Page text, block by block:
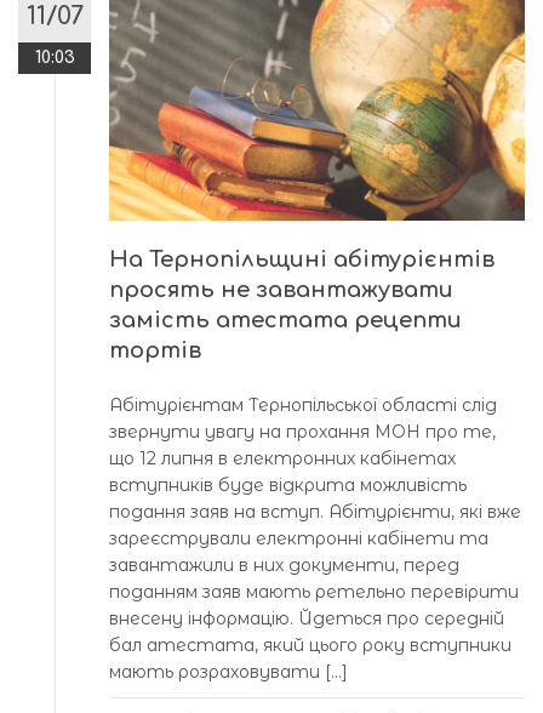
11/07
10:03
На Тернопільщині абітурієнтів
просять не завантажувати
замість атестата рецепти
тортів
Абітурієнтам Тернопільської області слід
звернути увагу на прохання МОН про те,
що 12 липня в електронних кабінетах
вступників буде відкрита можливість
подання заяв на вступ. Абітурієнти, які вже
зареєстрували електронні кабінети та
завантажили в них документи, перед
поданням заяв мають ретельно перевірити
внесену інформацію. Йдеться про середній
бал атестата, який цього року вступники
мають розраховувати […]